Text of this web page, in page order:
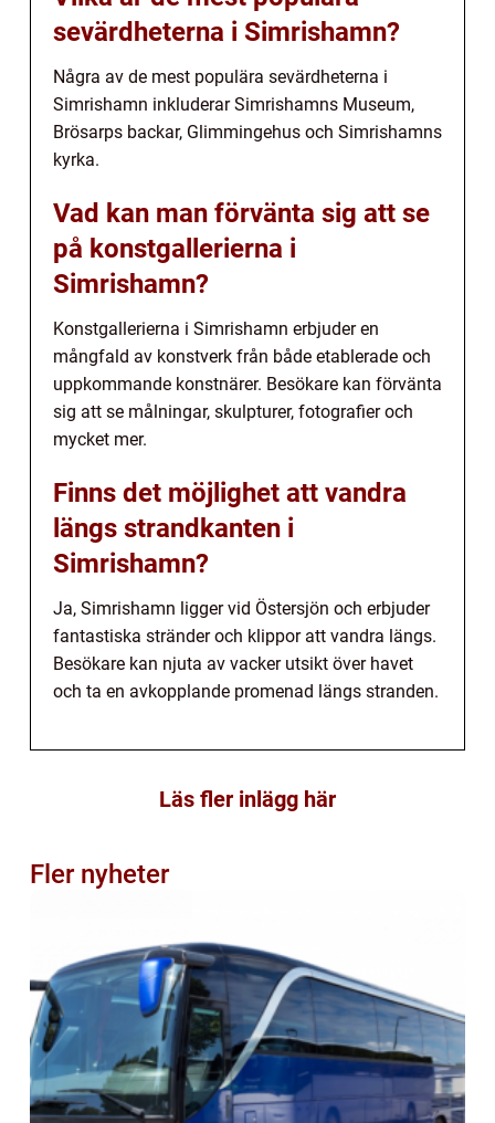
sevärdheterna i Simrishamn?
Några av de mest populära sevärdheterna i
Simrishamn inkluderar Simrishamns Museum,
Brösarps backar, Glimmingehus och Simrishamns
kyrka.
Vad kan man förvänta sig att se
på konstgallerierna i
Simrishamn?
Konstgallerierna i Simrishamn erbjuder en
mångfald av konstverk från både etablerade och
uppkommande konstnärer. Besökare kan förvänta
sig att se målningar, skulpturer, fotografier och
mycket mer.
Finns det möjlighet att vandra
längs strandkanten i
Simrishamn?
Ja, Simrishamn ligger vid Östersjön och erbjuder
fantastiska stränder och klippor att vandra längs.
Besökare kan njuta av vacker utsikt över havet
och ta en avkopplande promenad längs stranden.
Läs fler inlägg här
Fler nyheter